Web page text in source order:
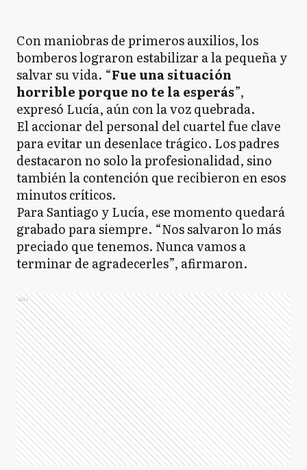
Con maniobras de primeros auxilios, los
bomberos lograron estabilizar a la pequeña y
salvar su vida. “Fue una situación
horrible porque no te la esperás”,
expresó Lucía, aún con la voz quebrada.
El accionar del personal del cuartel fue clave
para evitar un desenlace trágico. Los padres
destacaron no solo la profesionalidad, sino
también la contención que recibieron en esos
minutos críticos.
Para Santiago y Lucía, ese momento quedará
grabado para siempre. “Nos salvaron lo más
preciado que tenemos. Nunca vamos a
terminar de agradecerles”, afirmaron.
Ads